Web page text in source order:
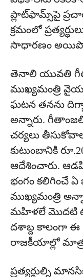
ప్లాట్‌ఫామ్స్‌పై
క్రమంలో
సాధారణం
తెనాలి యువతి
ముఖ్యమంత్రి
ఘటన తనను
అన్నారు.
చర్యలు
కుటుంబానికి
ఆదేశించారు.
భంగం కలిగించే ఏ
ముఖ్యమంత్రి
మహిళలే మొదటి
దశాబ్ద కాలంగా
రాజకీయాల్లో
ప్రత్యర్థుల్ని